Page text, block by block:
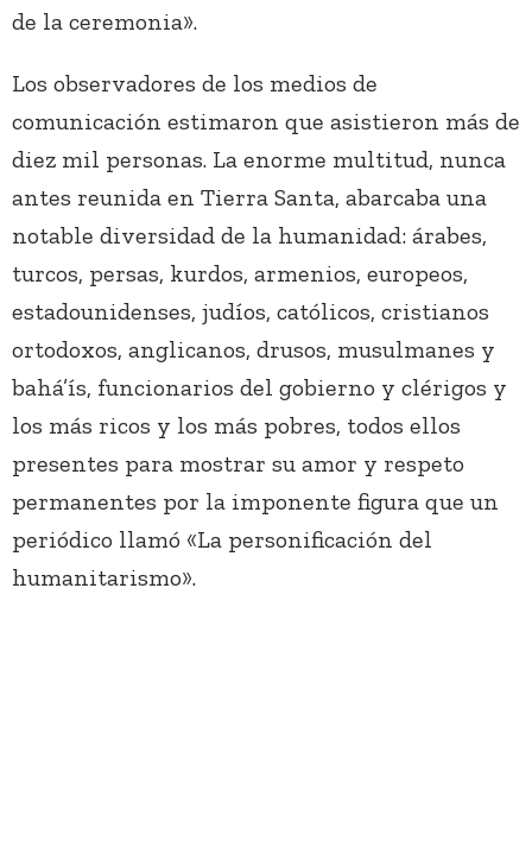
de la ceremonia».
Los observadores de los medios de
comunicación estimaron que asistieron más de
diez mil personas. La enorme multitud, nunca
antes reunida en Tierra Santa, abarcaba una
notable diversidad de la humanidad: árabes,
turcos, persas, kurdos, armenios, europeos,
estadounidenses, judíos, católicos, cristianos
ortodoxos, anglicanos, drusos, musulmanes y
bahá’ís, funcionarios del gobierno y clérigos y
los más ricos y los más pobres, todos ellos
presentes para mostrar su amor y respeto
permanentes por la imponente figura que un
periódico llamó «La personificación del
humanitarismo».